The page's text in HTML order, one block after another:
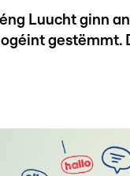
Luucht ginn